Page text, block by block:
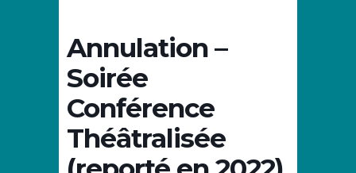
Annulation –
Soirée
Conférence
Théâtralisée